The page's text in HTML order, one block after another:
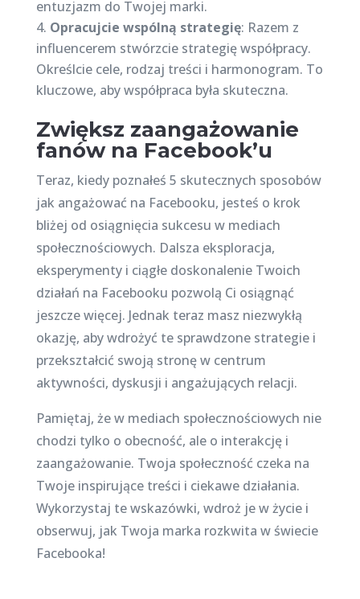
entuzjazm do Twojej marki.
Opracujcie wspólną strategię: Razem z
influencerem stwórzcie strategię współpracy.
Określcie cele, rodzaj treści i harmonogram. To
kluczowe, aby współpraca była skuteczna.
Zwiększ zaangażowanie
fanów na Facebook’u
Teraz, kiedy poznałeś 5 skutecznych sposobów
jak angażować na Facebooku, jesteś o krok
bliżej od osiągnięcia sukcesu w mediach
społecznościowych. Dalsza eksploracja,
eksperymenty i ciągłe doskonalenie Twoich
działań na Facebooku pozwolą Ci osiągnąć
jeszcze więcej. Jednak teraz masz niezwykłą
okazję, aby wdrożyć te sprawdzone strategie i
przekształcić swoją stronę w centrum
aktywności, dyskusji i angażujących relacji.
Pamiętaj, że w mediach społecznościowych nie
chodzi tylko o obecność, ale o interakcję i
zaangażowanie. Twoja społeczność czeka na
Twoje inspirujące treści i ciekawe działania.
Wykorzystaj te wskazówki, wdroż je w życie i
obserwuj, jak Twoja marka rozkwita w świecie
Facebooka!